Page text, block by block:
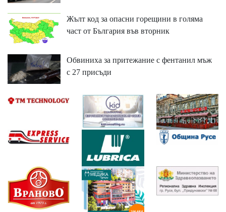
Жълт код за опасни горещини в голяма
част от България във вторник
Обвиниха за притежание с фентанил мъж
с 27 присъди